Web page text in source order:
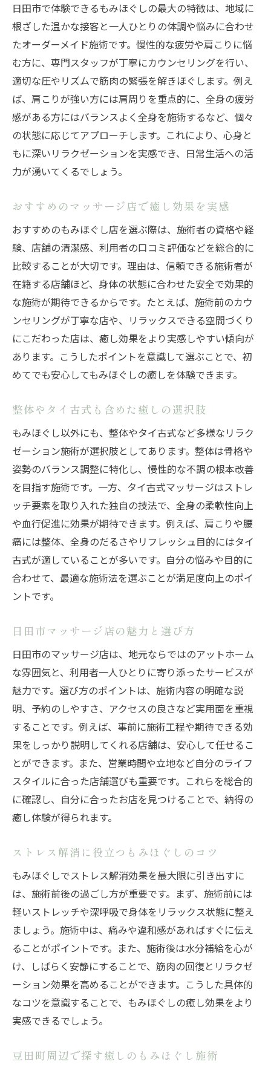
ストレス軽減に役立つもみほぐし施術の特
睡眠の質向上にも期待できる癒し効果
口コミで話題のもみほぐし体験談を紹介
癒しを求めるなら日田市のもみほぐし体験
日田市もみほぐしを選ぶポイントと魅力
おすすめの施術メニューで癒しを満喫
マッサージ店選びで重視すべきポイント
日田市で人気の癒し空間を体験する方法
もみほぐしで日常の疲れを解消する工夫
疲労回復に役立つもみほぐしの選び方を解説
最適なもみほぐし施術の選び方とコツ
日田市マッサージ店の比較ポイント
整体やタイ古式を活かす疲労回復法
口コミを活用したもみほぐし選びの極意
コスパ重視で選ぶもみほぐしの魅力
ストレス解消も意識した施術選びの手順
もみほぐしと整体の違いを徹底解説
タイ古式マッサージで味わう新たな癒し
日田市で多彩な癒し施術を体験する方法
マッサージ店で選べるおすすめメニュー
もみほぐし専門店のこだわりを紹介
癒し空間で心身ともにリフレッシュ
日田市で評判のもみほぐしを選ぶポイント
口コミで高評価のもみほぐし店の特徴
日田市マッサージ店の評判をチェック
予約の取りやすさで選ぶもみほぐし店
施術後の満足度が高いお店の探し方
ストレス解消を叶えるもみほぐしの秘密
もみほぐし施術で得られるストレス緩和
整体やタイ古式のリラックス効果を検証
日田市で体感できる癒し効果の実例
マッサージ店選びで失敗しないポイント
もみほぐしで日常の疲れをリセット
心身を整えるもみほぐしの活用法
日田市の癒し空間で感じるもみほぐし効果
豆田町で探す隠れ家マッサージ店の特徴
整体やタイ古式と合わせた癒し体験
もみほぐしで心身のバランスを整える方法
日田市マッサージ店の選び方ガイド
癒し効果を最大限に引き出すコツ
日田市で体験できるもみほぐしの最大の特徴は、地域に
根ざした温かな接客と一人ひとりの体調や悩みに合わせ
たオーダーメイド施術です。慢性的な疲労や肩こりに悩
む方に、専門スタッフが丁寧にカウンセリングを行い、
適切な圧やリズムで筋肉の緊張を解きほぐします。例え
ば、肩こりが強い方には肩周りを重点的に、全身の疲労
感がある方にはバランスよく全身を施術するなど、個々
の状態に応じてアプローチします。これにより、心身と
もに深いリラクゼーションを実感でき、日常生活への活
力が湧いてくるでしょう。
おすすめのマッサージ店で癒し効果を実感
おすすめのもみほぐし店を選ぶ際は、施術者の資格や経
験、店舗の清潔感、利用者の口コミ評価などを総合的に
比較することが大切です。理由は、信頼できる施術者が
在籍する店舗ほど、身体の状態に合わせた安全で効果的
な施術が期待できるからです。たとえば、施術前のカウ
ンセリングが丁寧な店や、リラックスできる空間づくり
にこだわった店は、癒し効果をより実感しやすい傾向が
あります。こうしたポイントを意識して選ぶことで、初
めてでも安心してもみほぐしの癒しを体験できます。
整体やタイ古式も含めた癒しの選択肢
もみほぐし以外にも、整体やタイ古式など多様なリラク
ゼーション施術が選択肢としてあります。整体は骨格や
姿勢のバランス調整に特化し、慢性的な不調の根本改善
を目指す施術です。一方、タイ古式マッサージはストレ
ッチ要素を取り入れた独自の技法で、全身の柔軟性向上
や血行促進に効果が期待できます。例えば、肩こりや腰
痛には整体、全身のだるさやリフレッシュ目的にはタイ
古式が適していることが多いです。自分の悩みや目的に
合わせて、最適な施術法を選ぶことが満足度向上のポイ
ントです。
日田市マッサージ店の魅力と選び方
日田市のマッサージ店は、地元ならではのアットホーム
な雰囲気と、利用者一人ひとりに寄り添ったサービスが
魅力です。選び方のポイントは、施術内容の明確な説
明、予約のしやすさ、アクセスの良さなど実用面を重視
することです。例えば、事前に施術工程や期待できる効
果をしっかり説明してくれる店舗は、安心して任せるこ
とができます。また、営業時間や立地など自分のライフ
スタイルに合った店舗選びも重要です。これらを総合的
に確認し、自分に合ったお店を見つけることで、納得の
癒し体験が得られます。
ストレス解消に役立つもみほぐしのコツ
もみほぐしでストレス解消効果を最大限に引き出すに
は、施術前後の過ごし方が重要です。まず、施術前には
軽いストレッチや深呼吸で身体をリラックス状態に整え
ましょう。施術中は、痛みや違和感があればすぐに伝え
ることがポイントです。また、施術後は水分補給を心が
け、しばらく安静にすることで、筋肉の回復とリラクゼ
ーション効果を高めることができます。こうした具体的
なコツを意識することで、もみほぐしの癒し効果をより
実感できるでしょう。
豆田町周辺で探す癒しのもみほぐし施術